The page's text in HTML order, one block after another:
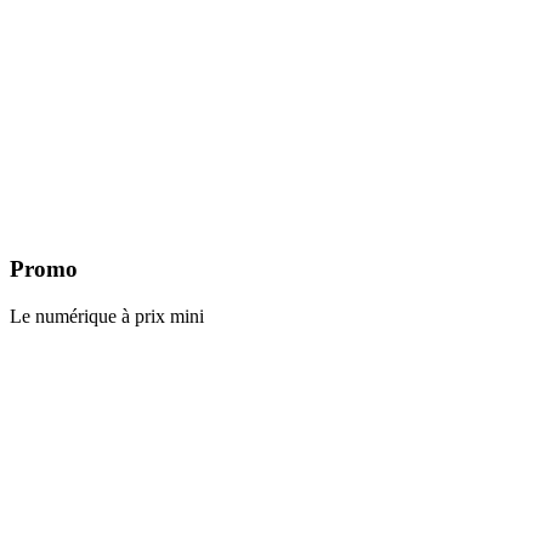
Promo
Le numérique à prix mini